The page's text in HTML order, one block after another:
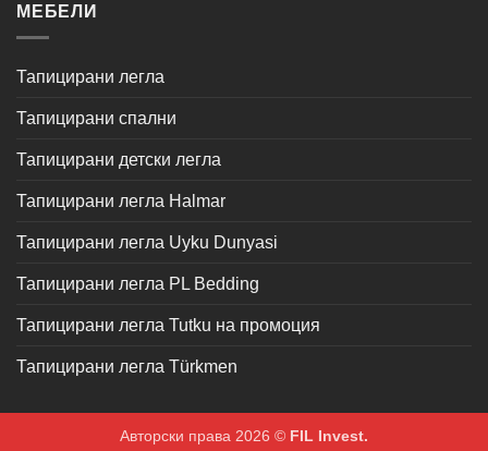
МЕБЕЛИ
Тапицирани легла
Тапицирани спални
Тапицирани детски легла
Тапицирани легла Halmar
Тапицирани легла Uyku Dunyasi
Тапицирани легла PL Bedding
Тапицирани легла Tutku на промоция
Тапицирани легла Türkmen
Авторски права 2026 © FIL Invest.